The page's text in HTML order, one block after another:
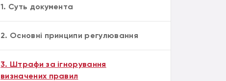
1. Суть документа
2. Основні принципи регулювання
3. Штрафи за ігнорування
визначених правил